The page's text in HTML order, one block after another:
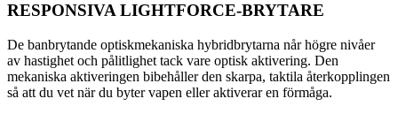
RESPONSIVA LIGHTFORCE-BRYTARE
De banbrytande optiskmekaniska hybridbrytarna når högre nivåer
av hastighet och pålitlighet tack vare optisk aktivering. Den
mekaniska aktiveringen bibehåller den skarpa, taktila återkopplingen
så att du vet när du byter vapen eller aktiverar en förmåga.